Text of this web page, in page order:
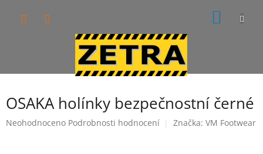
OSAKA holínky bezpečnostní černé
Průměrné
Neohodnoceno Podrobnosti hodnocení Značka: VM Footwear